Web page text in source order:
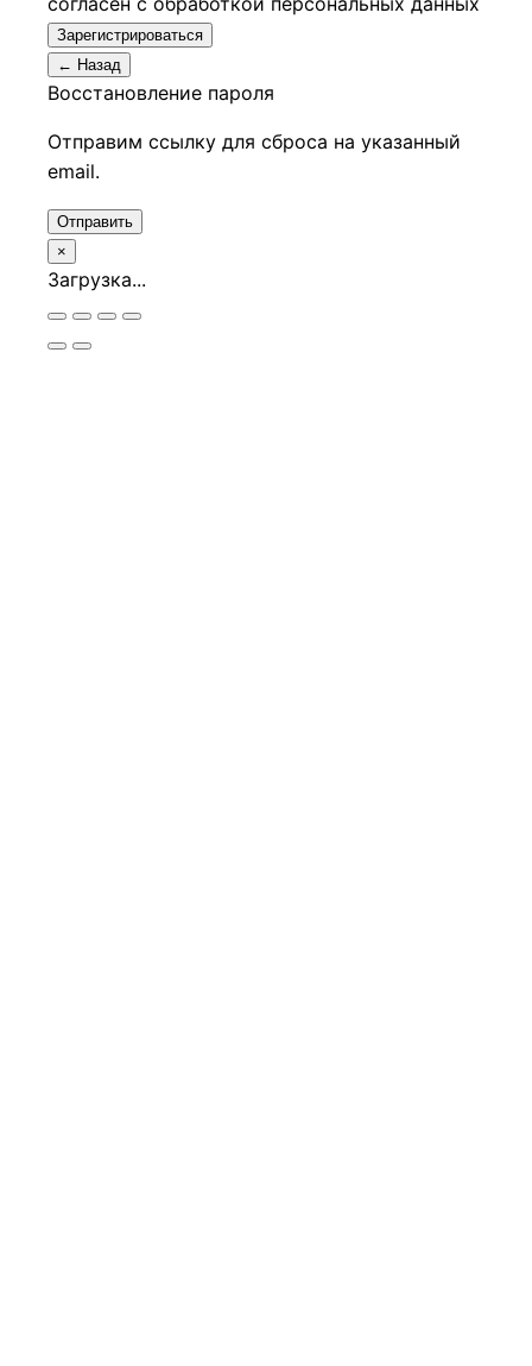
Зарегистрироваться
← Назад
Восстановление пароля
Отправим ссылку для сброса на указанный
email.
Отправить
×
Загрузка...